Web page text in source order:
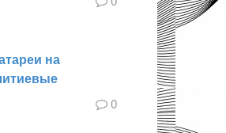
на
0